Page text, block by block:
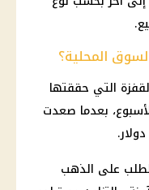
المحلية؟
التي حققتها
بعدما صعدت
على الذهب